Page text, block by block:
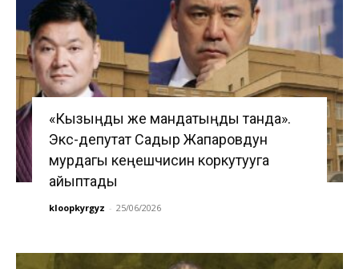
«Кызыңды же мандатыңды танда».
Экс-депутат Садыр Жапаровдун
мурдагы кеңешчисин коркутууга
айыптады
kloopkyrgyz - 25/06/2026